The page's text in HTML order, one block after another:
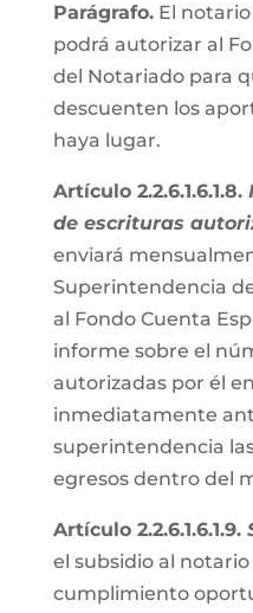
Parágrafo.El notario
podrá autorizar al
del Notariado para
descuenten los
haya lugar.
Artículo 2.2.6.1.6.1.8.
de escrituras
enviará
Superintendencia
al Fondo Cuenta
informe sobre el
autorizadas por él
inmediatamente
superintendencia
egresos dentro del
Artículo 2.2.6.1.6.1.9.
el subsidio al
cumplimiento